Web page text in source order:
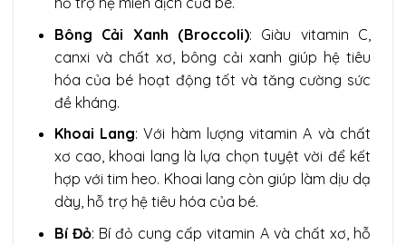
Bông Cải Xanh (Broccoli): Giàu vitamin C,
canxi và chất xơ, bông cải xanh giúp hệ tiêu
hóa của bé hoạt động tốt và tăng cường sức
đề kháng.
Khoai Lang: Với hàm lượng vitamin A và chất
xơ cao, khoai lang là lựa chọn tuyệt vời để kết
hợp với tim heo. Khoai lang còn giúp làm dịu dạ
dày, hỗ trợ hệ tiêu hóa của bé.
Bí Đỏ: Bí đỏ cung cấp vitamin A và chất xơ, hỗ